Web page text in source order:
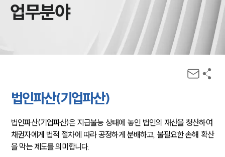
업무분야
법인파산(기업파산)
법인파산(기업파산)은 지급불능 상태에 놓인 법인의 재산을 청산하여
채권자에게 법적 절차에 따라 공정하게 분배하고, 불필요한 손해 확산
을 막는 제도를 의미합니다.